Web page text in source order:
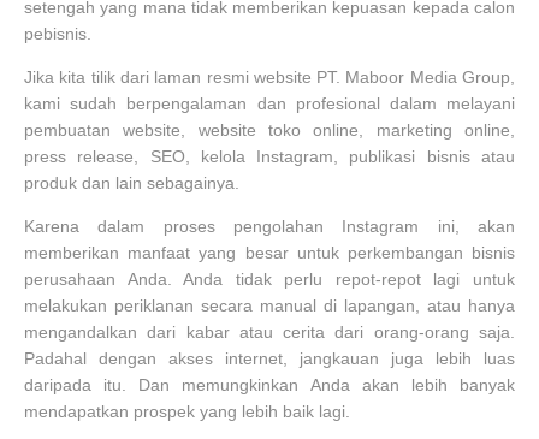
setengah yang mana tidak memberikan kepuasan kepada calon
pebisnis.
Jika kita tilik dari laman resmi website PT. Maboor Media Group,
kami sudah berpengalaman dan profesional dalam melayani
pembuatan website, website toko online, marketing online,
press release, SEO, kelola Instagram, publikasi bisnis atau
produk dan lain sebagainya.
Karena dalam proses pengolahan Instagram ini, akan
memberikan manfaat yang besar untuk perkembangan bisnis
perusahaan Anda. Anda tidak perlu repot-repot lagi untuk
melakukan periklanan secara manual di lapangan, atau hanya
mengandalkan dari kabar atau cerita dari orang-orang saja.
Padahal dengan akses internet, jangkauan juga lebih luas
daripada itu. Dan memungkinkan Anda akan lebih banyak
mendapatkan prospek yang lebih baik lagi.